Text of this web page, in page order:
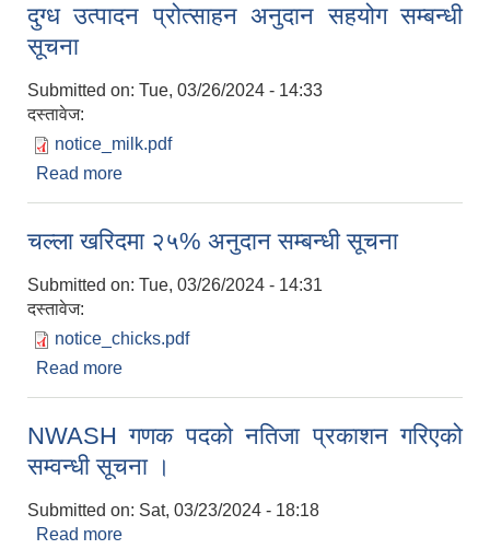
दुग्ध उत्पादन प्रोत्साहन अनुदान सहयोग सम्बन्धी
सूचना
Submitted on: Tue, 03/26/2024 - 14:33
दस्तावेज:
notice_milk.pdf
Read more
चल्ला खरिदमा २५% अनुदान सम्बन्धी सूचना
Submitted on: Tue, 03/26/2024 - 14:31
दस्तावेज:
notice_chicks.pdf
Read more
NWASH गणक पदको नतिजा प्रकाशन गरिएको
सम्वन्धी सूचना ।
Submitted on: Sat, 03/23/2024 - 18:18
Read more